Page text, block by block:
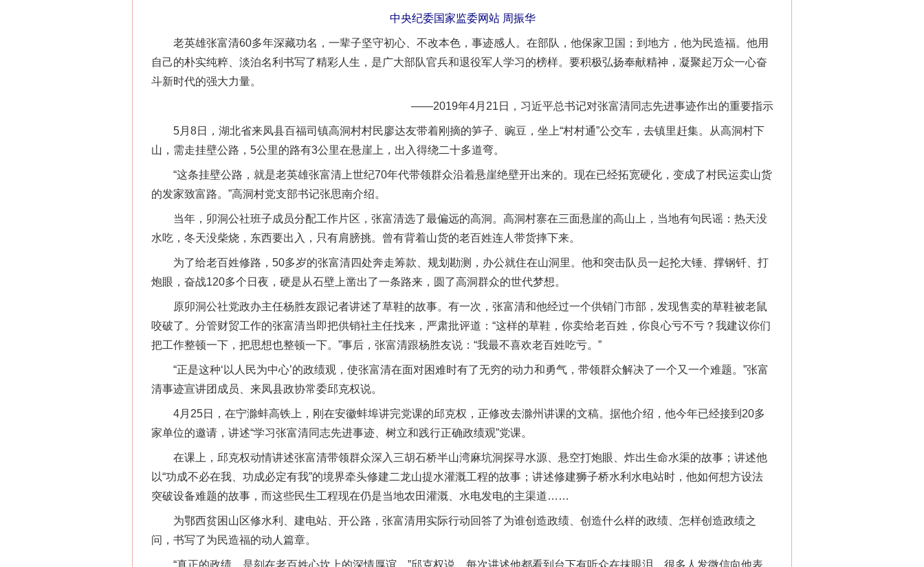
中央纪委国家监委网站 周振华
老英雄张富清60多年深藏功名，一辈子坚守初心、不改本色，事迹感人。在部队，他保家卫国；到地方，他为民造福。他用
自己的朴实纯粹、淡泊名利书写了精彩人生，是广大部队官兵和退役军人学习的榜样。要积极弘扬奉献精神，凝聚起万众一心奋
斗新时代的强大力量。
——2019年4月21日，习近平总书记对张富清同志先进事迹作出的重要指示
5月8日，湖北省来凤县百福司镇高洞村村民廖达友带着刚摘的笋子、豌豆，坐上“村村通”公交车，去镇里赶集。从高洞村下
山，需走挂壁公路，5公里的路有3公里在悬崖上，出入得绕二十多道弯。
“这条挂壁公路，就是老英雄张富清上世纪70年代带领群众沿着悬崖绝壁开出来的。现在已经拓宽硬化，变成了村民运卖山货
的发家致富路。”高洞村党支部书记张思南介绍。
当年，卯洞公社班子成员分配工作片区，张富清选了最偏远的高洞。高洞村寨在三面悬崖的高山上，当地有句民谣：热天没
水吃，冬天没柴烧，东西要出入，只有肩膀挑。曾有背着山货的老百姓连人带货摔下来。
为了给老百姓修路，50多岁的张富清四处奔走筹款、规划勘测，办公就住在山洞里。他和突击队员一起抡大锤、撑钢钎、打
炮眼，奋战120多个日夜，硬是从石壁上凿出了一条路来，圆了高洞群众的世代梦想。
原卯洞公社党政办主任杨胜友跟记者讲述了草鞋的故事。有一次，张富清和他经过一个供销门市部，发现售卖的草鞋被老鼠
咬破了。分管财贸工作的张富清当即把供销社主任找来，严肃批评道：“这样的草鞋，你卖给老百姓，你良心亏不亏？我建议你们
把工作整顿一下，把思想也整顿一下。”事后，张富清跟杨胜友说：“我最不喜欢老百姓吃亏。”
“正是这种‘以人民为中心’的政绩观，使张富清在面对困难时有了无穷的动力和勇气，带领群众解决了一个又一个难题。”张富
清事迹宣讲团成员、来凤县政协常委邱克权说。
4月25日，在宁滁蚌高铁上，刚在安徽蚌埠讲完党课的邱克权，正修改去滁州讲课的文稿。据他介绍，他今年已经接到20多
家单位的邀请，讲述“学习张富清同志先进事迹、树立和践行正确政绩观”党课。
在课上，邱克权动情讲述张富清带领群众深入三胡石桥半山湾麻坑洞探寻水源、悬空打炮眼、炸出生命水渠的故事；讲述他
以“功成不必在我、功成必定有我”的境界牵头修建二龙山提水灌溉工程的故事；讲述修建狮子桥水利水电站时，他如何想方设法
突破设备难题的故事，而这些民生工程现在仍是当地农田灌溉、水电发电的主渠道……
为鄂西贫困山区修水利、建电站、开公路，张富清用实际行动回答了为谁创造政绩、创造什么样的政绩、怎样创造政绩之
问，书写了为民造福的动人篇章。
“真正的政绩，是刻在老百姓心坎上的深情厚谊。”邱克权说，每次讲述他都看到台下有听众在抹眼泪，很多人发微信向他表